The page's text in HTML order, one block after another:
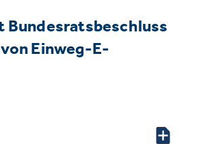
Bundesratsbeschluss
Einweg-E-